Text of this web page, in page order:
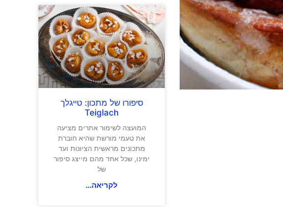
סיפורו של מתכון: טייגלך
Teiglach
המועצה לשימור אתרים מציעה
את טעמי מורשת שהיא חוברת
מתכונים מראשית הציונות ועד
ימינו, שכל אחד מהם מייצג סיפור
של
לקריאה...